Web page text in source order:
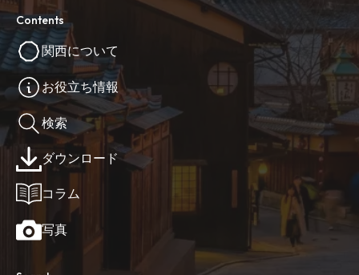
Contents
関西について
お役立ち情報
検索
ダウンロード
コラム
写真